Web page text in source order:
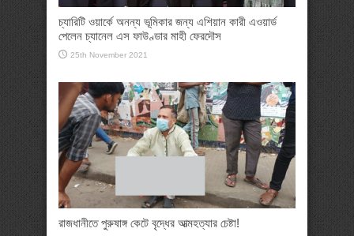
চ্যারিটি ওয়ার্কে অনন্য ভূমিকার জন্য এশিয়ান কারী এওয়ার্ড
পেলেন চ্যানেল এস ফাউণ্ডার মাহী ফেরদৌস
25th November 2021
রাজধানীতে পুরুষাঙ্গ কেটে বৃদ্ধের আত্মহত্যার চেষ্টা!